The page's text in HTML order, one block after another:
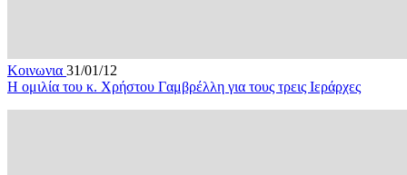
Κοινωνια 31/01/12
Η ομιλία του κ. Χρήστου Γαμβρέλλη για τους τρεις Ιεράρχες